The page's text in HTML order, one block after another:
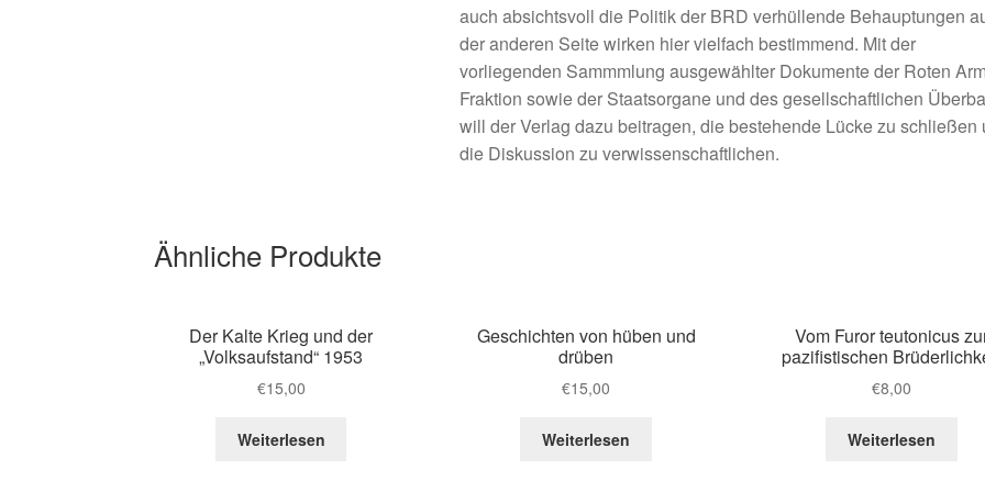
auch absichtsvoll die Politik der BRD verhüllende Behauptungen
der anderen Seite wirken hier vielfach bestimmend. Mit der
vorliegenden Sammmlung ausgewählter Dokumente der Roten
Fraktion sowie der Staatsorgane und des gesellschaftlichen
will der Verlag dazu beitragen, die bestehende Lücke zu schließen
die Diskussion zu verwissenschaftlichen.
Ähnliche Produkte
Der Kalte Krieg und der
„Volksaufstand“ 1953
€15,00
Weiterlesen
Geschichten von hüben und
drüben
€15,00
Weiterlesen
Vom Furor teutonicus
pazifistischen
€8,00
Weiterlesen